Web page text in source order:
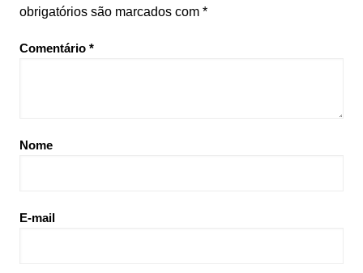
obrigatórios são marcados com *
Comentário *
Nome
E-mail